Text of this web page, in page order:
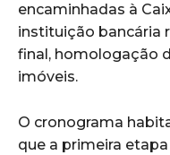
encaminhadas à
instituição bancária
final, homologação
imóveis.
O cronograma
que a primeira